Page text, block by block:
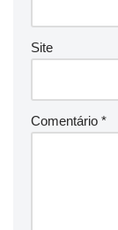
Site
Comentário *